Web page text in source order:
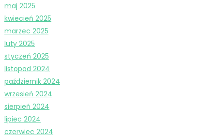
maj 2025
kwiecień 2025
marzec 2025
luty 2025
styczeń 2025
listopad 2024
październik 2024
wrzesień 2024
sierpień 2024
lipiec 2024
czerwiec 2024